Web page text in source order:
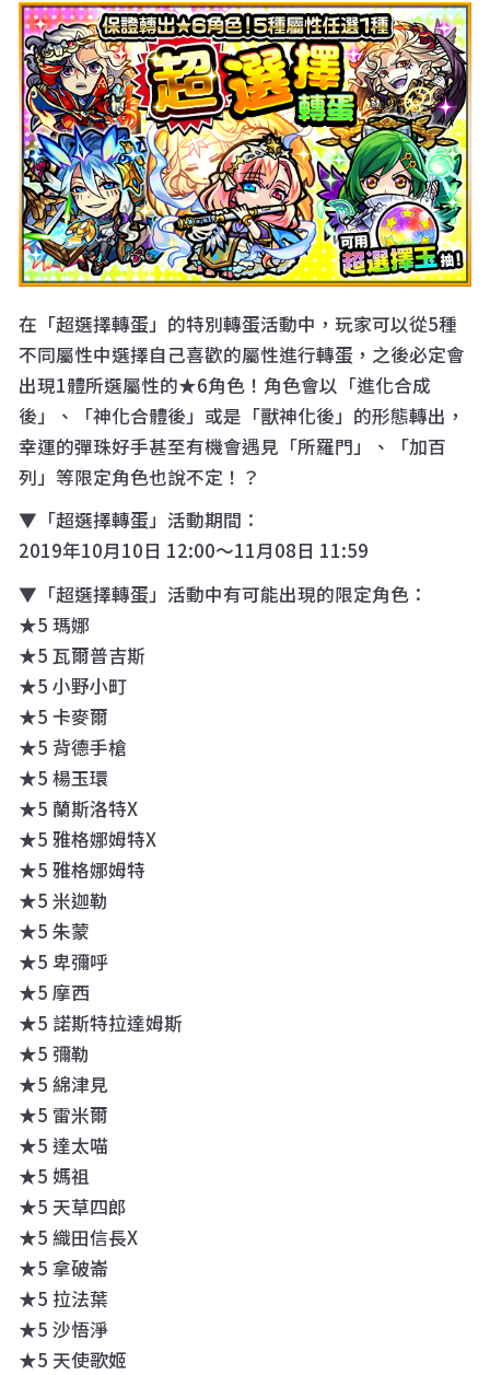
在「超選擇轉蛋」的特別轉蛋活動中，玩家可以從5種
不同屬性中選擇自己喜歡的屬性進行轉蛋，之後必定會
出現1體所選屬性的★6角色！角色會以「進化合成
後」、「神化合體後」或是「獸神化後」的形態轉出，
幸運的彈珠好手甚至有機會遇見「所羅門」、「加百
列」等限定角色也說不定！？
▼「超選擇轉蛋」活動期間：
2019年10月10日 12:00〜11月08日 11:59
▼「超選擇轉蛋」活動中有可能出現的限定角色：
★5 瑪娜
★5 瓦爾普吉斯
★5 小野小町
★5 卡麥爾
★5 背德手槍
★5 楊玉環
★5 蘭斯洛特X
★5 雅格娜姆特X
★5 雅格娜姆特
★5 米迦勒
★5 朱蒙
★5 卑彌呼
★5 摩西
★5 諾斯特拉達姆斯
★5 彌勒
★5 綿津見
★5 雷米爾
★5 達太喵
★5 媽祖
★5 天草四郎
★5 織田信長X
★5 拿破崙
★5 拉法葉
★5 沙悟淨
★5 天使歌姬